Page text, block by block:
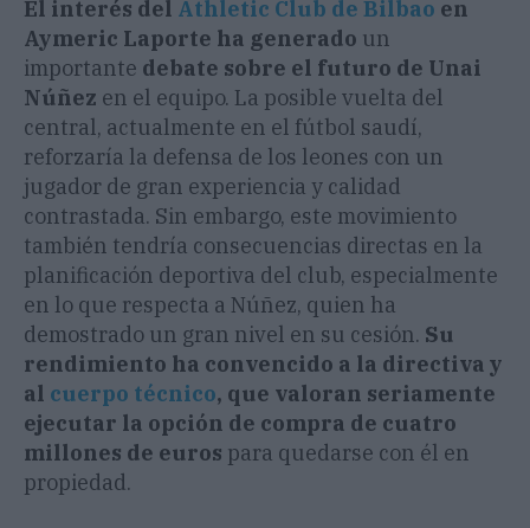
El interés del Athletic Club de Bilbao en
Aymeric Laporte ha generado un
importante debate sobre el futuro de Unai
Núñez en el equipo. La posible vuelta del
central, actualmente en el fútbol saudí,
reforzaría la defensa de los leones con un
jugador de gran experiencia y calidad
contrastada. Sin embargo, este movimiento
también tendría consecuencias directas en la
planificación deportiva del club, especialmente
en lo que respecta a Núñez, quien ha
demostrado un gran nivel en su cesión. Su
rendimiento ha convencido a la directiva y
al cuerpo técnico, que valoran seriamente
ejecutar la opción de compra de cuatro
millones de euros para quedarse con él en
propiedad.